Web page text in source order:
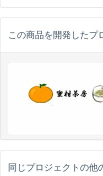
この商品を開発したプ
同じプロジェクトの他